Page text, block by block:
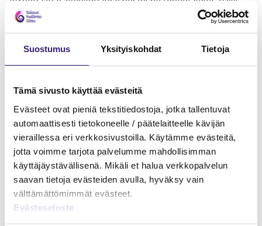
Suostumus Yksityiskohdat Tietoja
Tämä sivusto käyttää evästeitä
Evästeet ovat pieniä tekstitiedostoja, jotka tallentuvat
automaattisesti tietokoneelle / päätelaitteelle kävijän
vieraillessa eri verkkosivustoilla. Käytämme evästeitä,
jotta voimme tarjota palvelumme mahdollisimman
käyttäjäystävällisenä. Mikäli et halua verkkopalvelun
saavan tietoja evästeiden avulla, hyväksy vain
välttämättömimmät evästeet.
Evästeseloste
töitä.
Tätä kaikkea vasten ei niin suuri ihme, että liikevaihto on
kasvanut ja uusia tilitoimistoja on perustettu yli 300
kahdessa vuodessa. Kasvua ja sen mukanaan tuomaa
puolesta lukijoillemme Rauhallista Joulua ja Onnellista
MAINOS